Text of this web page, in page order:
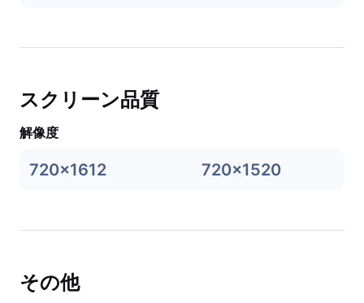
スクリーン品質
解像度
720x1612 720x1520
その他